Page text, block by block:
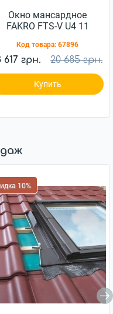
Окно мансардное
FAKRO FTS-V U4 11
Код товара: 67896
617 грн. 20 685 грн.
Купить
10%